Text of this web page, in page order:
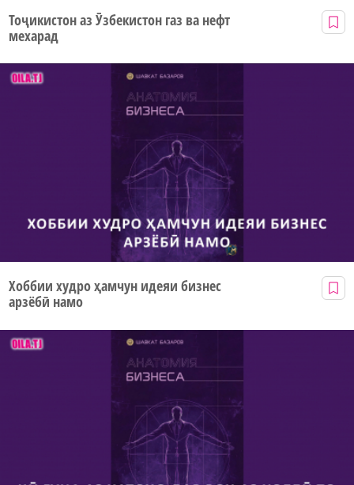
Тоҷикистон аз Ӯзбекистон газ ва нефт
мехарад
Хоббии худро ҳамчун идеяи бизнес
арзёбӣ намо